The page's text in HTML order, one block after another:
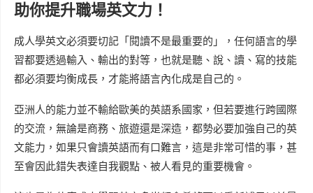
助你提升職場英文力！
成人學英文必須要切記「閱讀不是最重要的」，任何語言的學
習都要透過輸入、輸出的對等，也就是聽、說、讀、寫的技能
都必須要均衡成長，才能將語言內化成是自己的。
亞洲人的能力並不輸給歐美的英語系國家，但若要進行跨國際
的交流，無論是商務、旅遊還是深造，都勢必要加強自己的英
文能力，如果只會讀英語而有口難言，這是非常可惜的事，甚
至會因此錯失表達自我觀點、被人看見的重要機會。